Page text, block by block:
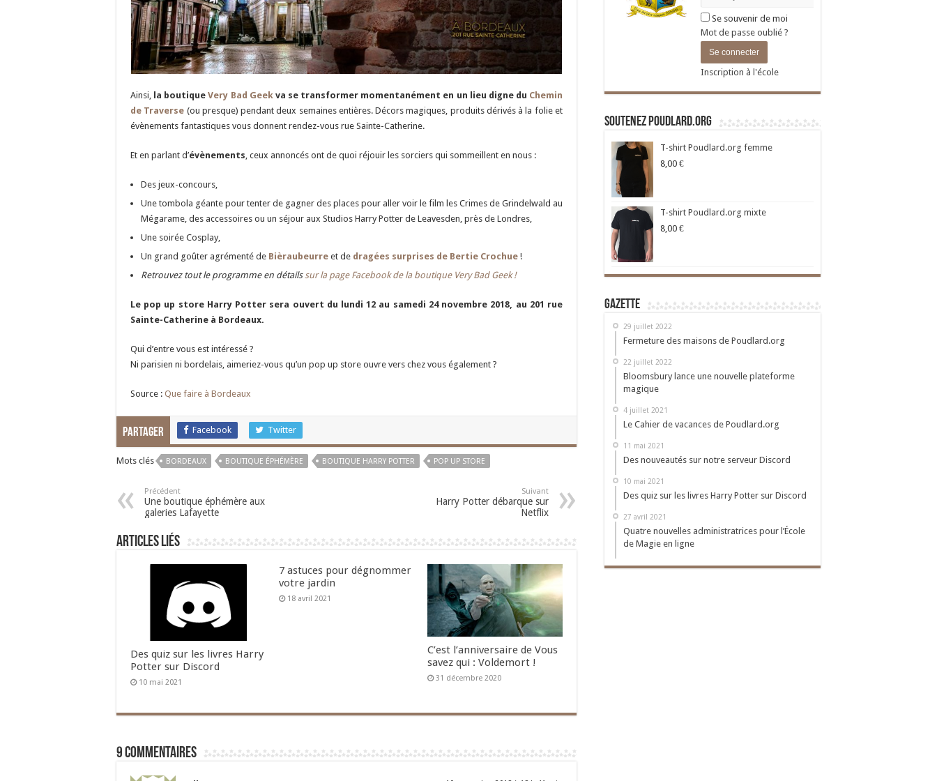
Ainsi, la boutiqueVery Bad Geekva se transformer momentanément en un lieu digne du Chemin
de Traverse (ou presque) pendant deux semaines entières. Décors magiques, produits dérivés à la folie et
évènements fantastiques vous donnent rendez-vous rue Sainte-Catherine.
Et en parlant d’évènements, ceux annoncés ont de quoi réjouir les sorciers qui sommeillent en nous :
Des jeux-concours,
Une tombola géante pour tenter de gagner des places pour aller voir le film les Crimes de Grindelwald au
Mégarame, des accessoires ou un séjour aux Studios Harry Potter de Leavesden, près de Londres,
Une soirée Cosplay,
Un grand goûter agrémenté de Bièraubeurre et de dragées surprises de Bertie Crochue !
Retrouvez tout le programme en détailssur la page Facebook de la boutique Very Bad Geek !
Le pop up store Harry Potter sera ouvert du lundi 12 au samedi 24 novembre 2018, au 201 rue
Sainte-Catherine à Bordeaux.
Qui d’entre vous est intéressé ?
Ni parisien ni bordelais, aimeriez-vous qu’un pop up store ouvre vers chez vous également ?
Source : Que faire à Bordeaux
Partager Facebook Twitter
Mots clés BORDEAUX BOUTIQUE ÉPHÉMÈRE BOUTIQUE HARRY POTTER POP UP STORE
Précédent
Une boutique éphémère aux
galeries Lafayette
Suivant
Harry Potter débarque sur
Netflix
Articles liés
Des quiz sur les livres Harry
Potter sur Discord
10 mai 2021
7 astuces pour dégnommer
votre jardin
18 avril 2021
C’est l’anniversaire de Vous
savez qui : Voldemort !
31 décembre 2020
9 commentaires
Se souvenir de moi
Mot de passe oublié ?
Inscription à l'école
Soutenez Poudlard.org
T-shirt Poudlard.org femme
8,00 €
T-shirt Poudlard.org mixte
8,00 €
Gazette
29 juillet 2022
Fermeture des maisons de Poudlard.org
22 juillet 2022
Bloomsbury lance une nouvelle plateforme
magique
4 juillet 2021
Le Cahier de vacances de Poudlard.org
11 mai 2021
Des nouveautés sur notre serveur Discord
10 mai 2021
Des quiz sur les livres Harry Potter sur Discord
27 avril 2021
Quatre nouvelles administratrices pour l’École
de Magie en ligne